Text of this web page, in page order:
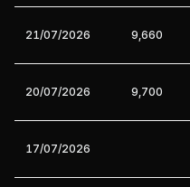
21/07/2026 9,660
20/07/2026 9,700
17/07/2026